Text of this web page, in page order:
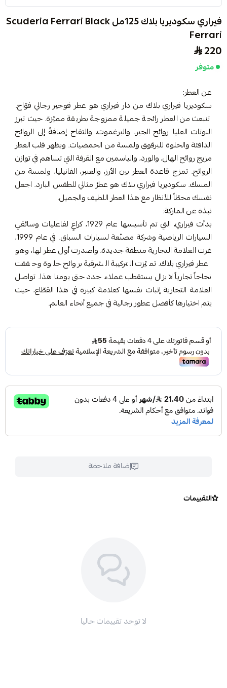
فيراري سكوديريا بلاك 125مل Scuderia Ferrari Black
Ferrari
220
متوفر
عن العطر:
سكوديريا فيراري بلاك من دار فيراري هو عطر فوجير رجالي فوّاح.
تنبعث من العطر رائحة جميلة ممزوجة بطريقة مميّزة. حيث تبرز
النوتات العليا روائح الجير، والبرغموت، والتفاح إضافةً إلى الروائح
الدافئة والحلوة للبرقوق ولمسة من الحمضيات. ويظهر قلب العطر
مزيج روائح الهال، والورد، والياسمين مع القرفة التي تساهم في توازن
الروائح. تمزج قاعدة العطر بين الأرز، والعنبر، الفانيليا، ولمسة من
المسك. سكوديريا فيراري بلاك هو عطرٌ مثالي للطقس البارد. اجعل
نفسك محطّاً للأنظار مع هذا العطر اللطيف والجميل.
نبذة عن الماركة:
بدأت فيراري، التي تم تأسيسها عام 1929، كراعٍ لفاعليات وسائقي
السيارات الرياضية وشركة مصنّعة لسيارات السباق. في عام 1999،
غزت العلامة التجارية منطقة جديدة، وأصدرت أول عطر لها، وهو
عطر فيراري بلاك. تميّزت التركيبة الشرقية بروائح حلوة وحققت
نجاحاً تجارياً لا يزال يستقطب عملاء جدد حتى يومنا هذا. تواصل
العلامة التجارية إثبات نفسها كعلامة كبيرة في هذا القطّاع، حيث
يتم اختيارها كأفضل عطور رجالية في جميع أنحاء العالم.
إضافة ملاحظة
التقييمات
لا توجد تقييمات حاليا